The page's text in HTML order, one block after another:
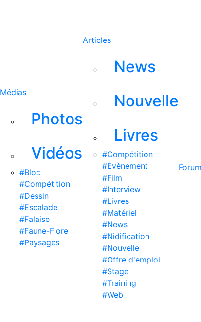
Médias
Photos
Vidéos
#Bloc
#Compétition
#Dessin
#Escalade
#Falaise
#Faune-Flore
#Paysages
Articles
News
Nouvelle
Livres
#Compétition
#Évènement
#Film
#Interview
#Livres
#Matériel
#News
#Nidification
#Nouvelle
#Offre d'emploi
#Stage
#Training
#Web
Forum